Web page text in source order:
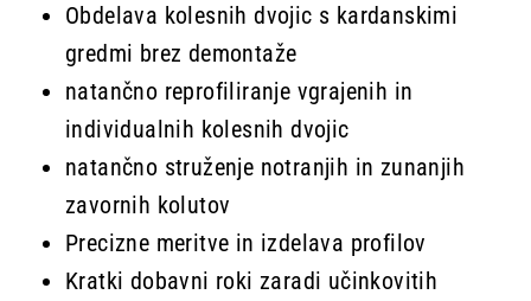
Obdelava kolesnih dvojic s kardanskimi
gredmi brez demontaže
natančno reprofiliranje vgrajenih in
individualnih kolesnih dvojic
natančno struženje notranjih in zunanjih
zavornih kolutov
Precizne meritve in izdelava profilov
Kratki dobavni roki zaradi učinkovitih